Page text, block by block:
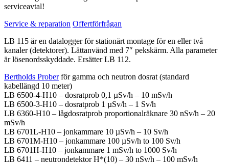
serviceavtal!
Service & reparation Offertförfrågan
LB 115 är en datalogger för stationärt montage för en eller två
kanaler (detektorer). Lättanvänd med 7″ pekskärm. Alla parameter
är lösenordsskyddade. Ersätter LB 112.
Bertholds Proberför gamma och neutron dosrat (standard
kabellängd 10 meter)
LB 6500-4-H10 – dosratprob 0,1 µSv/h – 10 mSv/h
LB 6500-3-H10 – dosratprob 1 µSv/h – 1 Sv/h
LB 6360-H10 – lågdosratprob proportionalräknare 30 nSv/h – 20
mSv/h
LB 6701L-H10 – jonkammare 10 µSv/h – 10 Sv/h
LB 6701M-H10 – jonkammare 100 µSv/h to 100 Sv/h
LB 6701H-H10 – jonkammare 1 mSv/h to 1000 Sv/h
LB 6411 – neutrondetektor H*(10) – 30 nSv/h – 100 mSv/h